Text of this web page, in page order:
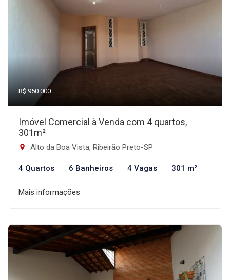
R$ 950.000
Imóvel Comercial à Venda com 4 quartos,
301m²
Alto da Boa Vista, Ribeirão Preto-SP
4 Quartos 6 Banheiros 4 Vagas 301 m²
Mais informações